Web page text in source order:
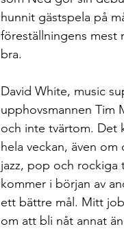
hunnit gästspela på
föreställningens mest
bra.
David White, music
upphovsmannen Tim
och inte tvärtom. Det
hela veckan, även
jazz, pop och rockiga
kommer i början av
ett bättre mål. Mitt
om att bli nåt annat